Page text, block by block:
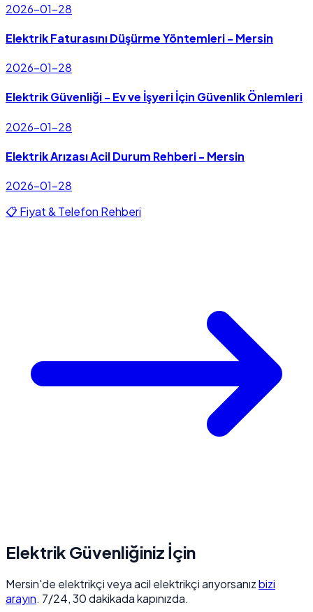
2026-01-28
Elektrik Faturasını Düşürme Yöntemleri - Mersin
2026-01-28
Elektrik Güvenliği - Ev ve İşyeri İçin Güvenlik Önlemleri
2026-01-28
Elektrik Arızası Acil Durum Rehberi - Mersin
2026-01-28
📋 Fiyat & Telefon Rehberi
Elektrik Güvenliğiniz İçin
Mersin'de elektrikçi veya acil elektrikçi arıyorsanızbizi
arayın. 7/24, 30 dakikada kapınızda.